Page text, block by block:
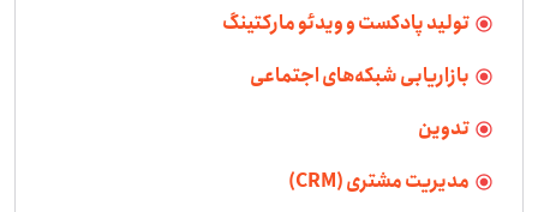
تولید پادکست و ویدئو مارکتینگ
بازاریابی شبکه‌های اجتماعی
تدوین
مدیریت مشتری (CRM)